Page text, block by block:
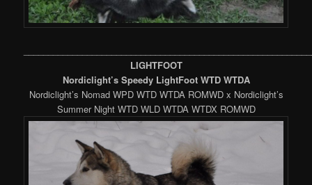
LIGHTFOOT
Nordiclight’s Speedy LightFoot WTD WTDA
Nordiclight’s Nomad WPD WTD WTDA ROMWD x Nordiclight’s
Summer Night WTD WLD WTDA WTDX ROMWD